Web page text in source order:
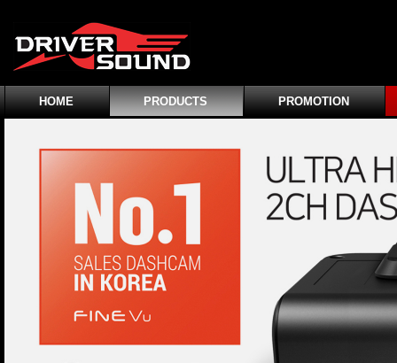
HOME PRODUCTS PROMOTION